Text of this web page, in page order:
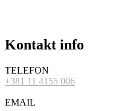
Kontakt info
TELEFON
+381 11 4155 006
EMAIL